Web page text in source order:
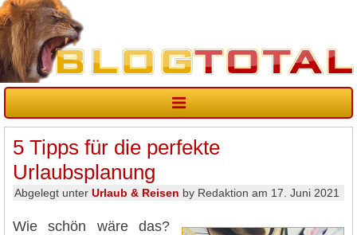
5 Tipps für die perfekte
Urlaubsplanung
Abgelegt unter Urlaub & Reisen by Redaktion am 17. Juni 2021
Wie schön wäre das?